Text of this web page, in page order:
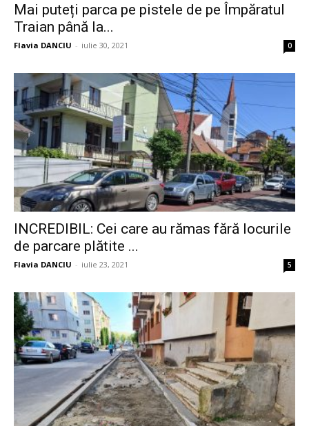
Mai puteți parca pe pistele de pe Împăratul
Traian până la...
Flavia DANCIU - iulie 30, 2021 0
INCREDIBIL: Cei care au rămas fără locurile
de parcare plătite ...
Flavia DANCIU - iulie 23, 2021 5